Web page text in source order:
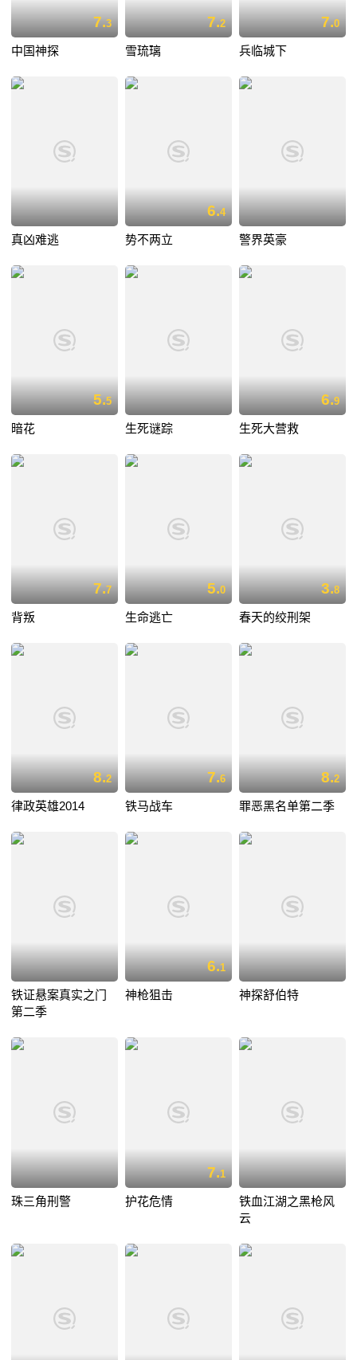
7.3
中国神探
7.2
雪琉璃
7.0
兵临城下
真凶难逃
6.4
势不两立 警界英豪
5.5
暗花 生死谜踪
6.9
生死大营救
7.7
背叛
5.0
生命逃亡
3.8
春天的绞刑架
8.2
律政英雄2014
7.6
铁马战车
8.2
罪恶黑名单第二季
铁证悬案真实之门
第二季
6.1
神枪狙击 神探舒伯特
珠三角刑警
7.1
护花危情
铁血江湖之黑枪风
云